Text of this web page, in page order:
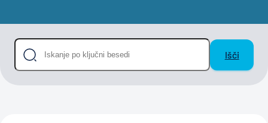
Išči